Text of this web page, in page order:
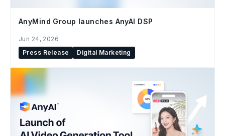
AnyMind Group launches AnyAI DSP
Jun 24, 2026
Press Release
Digital Marketing